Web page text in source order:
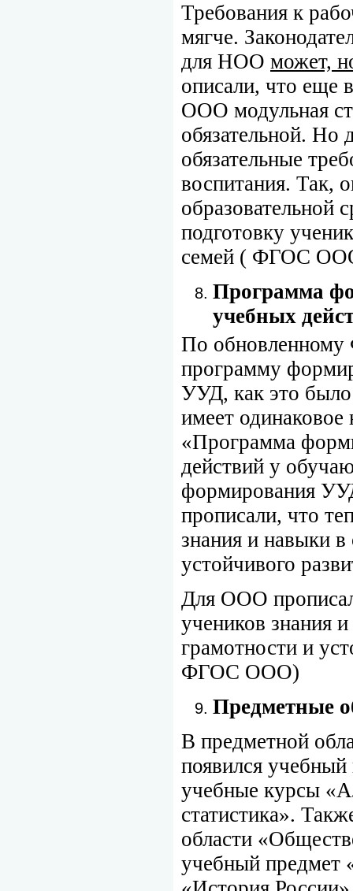
Требования к
мягче.
для НОО может,
описали, что
ООО модульная
обязательной. Но
обязательные
воспитания. Так,
образовательной
подготовку
семей ( ФГОС
Программа
учебных
По
программу
УУД, как это было
имеет
«Программа
действий у
формирования
прописали, что
знания и навыки
устойчивого
Для ООО
учеников знания
грамотности и
ФГОС ООО)
Предметные
В предметной
появился
учебные курсы
статистика».
области
учебный предмет